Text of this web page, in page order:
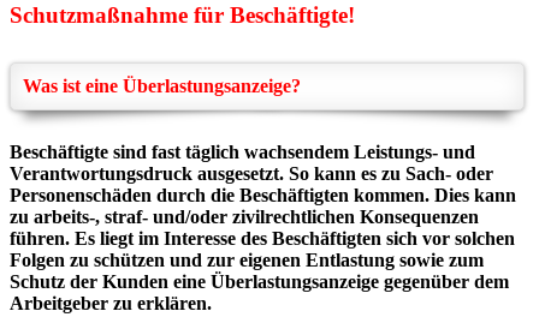
Schutzmaßnahme für Beschäftigte!
Was ist eine Überlastungsanzeige?
Beschäftigte sind fast täglich wachsendem Leistungs- und
Verantwortungsdruck ausgesetzt. So kann es zu Sach- oder
Personenschäden durch die Beschäftigten kommen. Dies kann
zu arbeits-, straf- und/oder zivilrechtlichen Konsequenzen
führen. Es liegt im Interesse des Beschäftigten sich vor solchen
Folgen zu schützen und zur eigenen Entlastung sowie zum
Schutz der Kunden eine Überlastungsanzeige gegenüber dem
Arbeitgeber zu erklären.